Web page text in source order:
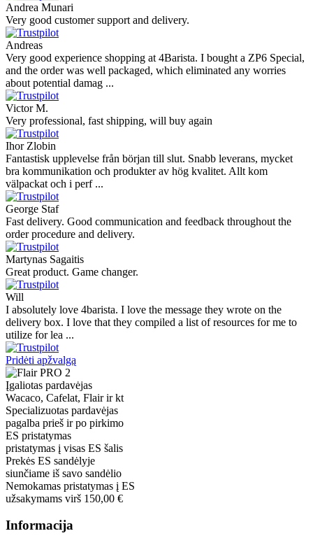
Andrea Munari
Very good customer support and delivery.
Andreas
Very good experience shopping at 4Barista. I bought a ZP6 Special,
and the order was well packaged, which eliminated any worries
about potential damag ...
Victor M.
Very professional, fast shipping, will buy again
Ihor Zlobin
Fantastisk upplevelse från början till slut. Snabb leverans, mycket
bra kommunikation och produkter av hög kvalitet. Allt kom
välpackat och i perf ...
George Staf
Fast delivery. Good communication and feedback throughout the
order procedure and delivery.
Martynas Sagaitis
Great product. Game changer.
Will
I absolutely love 4barista. I love the message they wrote on the
delivery box. I love that they compiled a list of resources for me to
utilize for lea ...
Pridėti apžvalgą
Įgaliotas pardavėjas
Wacaco, Cafelat, Flair ir kt
Specializuotas pardavėjas
pagalba prieš ir po pirkimo
ES pristatymas
pristatymas į visas ES šalis
Prekės ES sandėlyje
siunčiame iš savo sandėlio
Nemokamas pristatymas į ES
užsakymams virš 150,00 €
Informacija